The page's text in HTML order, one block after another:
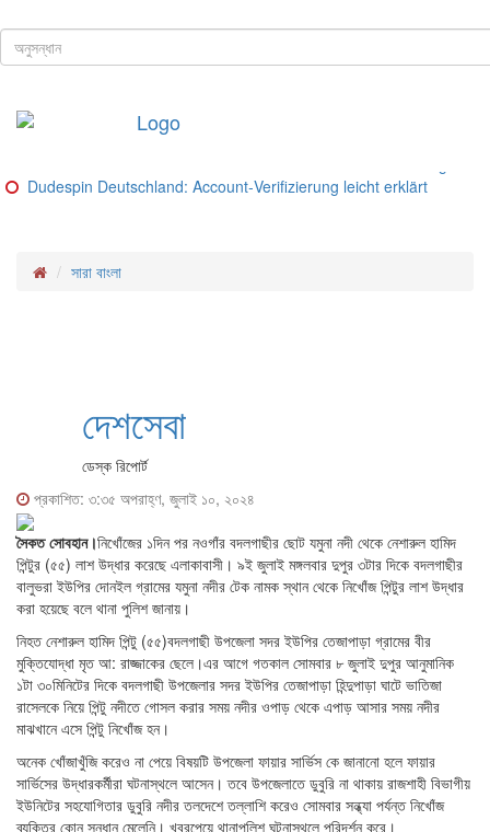
শিরোনাম
Glorion Casino – Schritte und Methoden für deutsche Spieler
Dudespin Deutschland: Account‑Verifizierung leicht erklärt
সারা বাংলা
দেশসেবা
ডেস্ক রিপোর্ট
প্রকাশিত: ৩:৩৫ অপরাহ্ণ, জুলাই ১০, ২০২৪
সৈকত সোবহান।নিখোঁজের ১দিন পর নওগাঁর বদলগাছীর ছোট যমুনা নদী থেকে নেশারুল হামিদ
পিন্টুর (৫৫) লাশ উদ্ধার করেছে এলাকাবাসী। ৯ই জুলাই মঙ্গলবার দুপুর ৩টার দিকে বদলগাছীর
বালুভরা ইউপির দোনইল গ্রামের যমুনা নদীর টেক নামক স্থান থেকে নিখোঁজ পিন্টুর লাশ উদ্ধার
করা হয়েছে বলে থানা পুলিশ জানায়।
নিহত নেশারুল হামিদ পিন্টু (৫৫)বদলগাছী উপজেলা সদর ইউপির তেজাপাড়া গ্রামের বীর
মুক্তিযোদ্ধা মৃত আ: রাজ্জাকের ছেলে।এর আগে গতকাল সোমবার ৮ জুলাই দুপুর আনুমানিক
১টা ৩০মিনিটের দিকে বদলগাছী উপজেলার সদর ইউপির তেজাপাড়া হিন্দুপাড়া ঘাটে ভাতিজা
রাসেলকে নিয়ে পিন্টু নদীতে গোসল করার সময় নদীর ওপাড় থেকে এপাড় আসার সময় নদীর
মাঝখানে এসে পিন্টু নিখোঁজ হন।
অনেক খোঁজাখুঁজি করেও না পেয়ে বিষয়টি উপজেলা ফায়ার সার্ভিস কে জানানো হলে ফায়ার
সার্ভিসের উদ্ধারকর্মীরা ঘটনাস্থলে আসেন। তবে উপজেলাতে ডুবুরি না থাকায় রাজশাহী বিভাগীয়
ইউনিটের সহযোগিতার ডুবুরি নদীর তলদেশে তল্লাশি করেও সোমবার সন্ধ্যা পর্যন্ত নিখোঁজ
ব্যক্তির কোন সন্ধান মেলেনি। খবরপেয়ে থানাপুলিশ ঘটনাস্থলে পরিদর্শন করে।